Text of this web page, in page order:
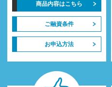
商品内容はこちら
ご融資条件
お申込方法